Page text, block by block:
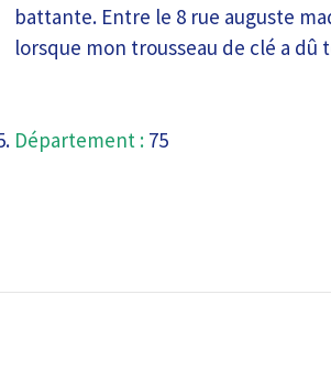
battante. Entre le 8 rue auguste
lorsque mon trousseau de clé a dû
Département : 75